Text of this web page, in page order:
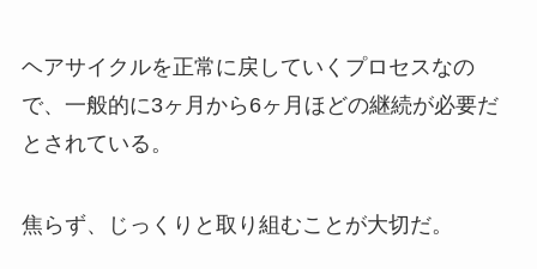
ヘアサイクルを正常に戻していくプロセスなの
で、一般的に3ヶ月から6ヶ月ほどの継続が必要だ
とされている。
焦らず、じっくりと取り組むことが大切だ。